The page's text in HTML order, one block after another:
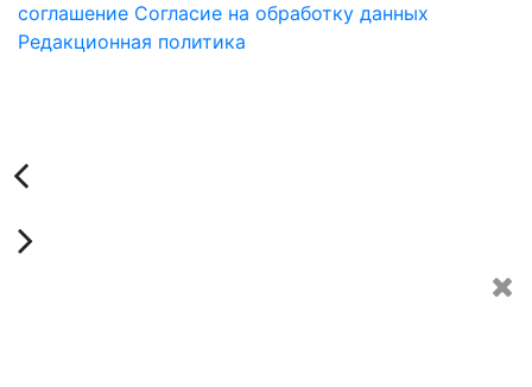
соглашение Согласие на обработку данных
Редакционная политика